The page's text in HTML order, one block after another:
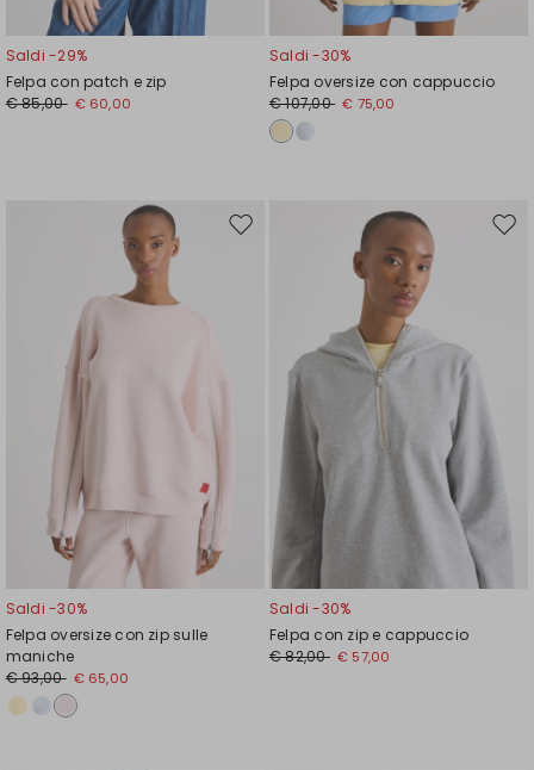
Saldi -29%
Felpa con patch e zip
€ 85,00 € 60,00
Saldi -30%
Felpa oversize con cappuccio
€ 107,00 € 75,00
Sposta
Saldi -30%
Felpa oversize con zip sulle
maniche
€ 93,00 € 65,00
Saldi -30%
Felpa con zip e cappuccio
€ 82,00 € 57,00